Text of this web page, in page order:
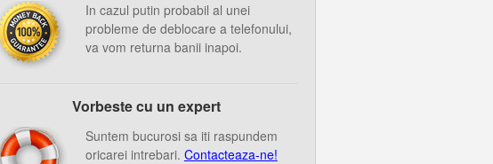
In cazul putin probabil al unei
probleme de deblocare a telefonului,
va vom returna banii inapoi.
Vorbeste cu un expert
Suntem bucurosi sa iti raspundem
oricarei intrebari. Contacteaza-ne!